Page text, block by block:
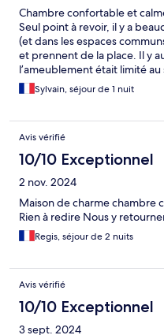
Chambre confortable et
Seul point à revoir, il y a
(et dans les espaces
et prennent de la place. Il y
l’ameublement était limité
Sylvain, séjour de 1 nuit
Avis vérifié
10/10 Exceptionnel
2 nov. 2024
Maison de charme chambre
Rien à redire Nous y
Regis, séjour de 2 nuits
Avis vérifié
10/10 Exceptionnel
3 sept. 2024